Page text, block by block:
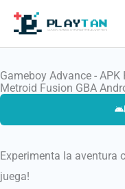
contenido
Gameboy Advance - APK
Metroid Fusion GBA
Experimenta la aventura
juega!